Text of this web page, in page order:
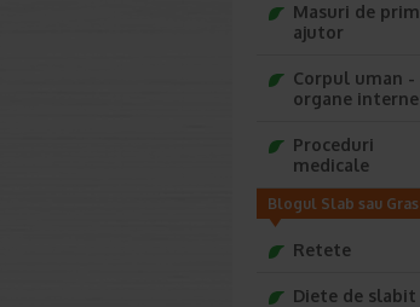
Masuri de prim
ajutor
Corpul uman -
organe interne
Proceduri
medicale
Blogul Slab sau Gras
Retete
Diete de slabit